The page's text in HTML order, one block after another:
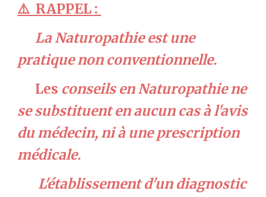
⚠️ RAPPEL :
La Naturopathie est une
pratique non conventionnelle.
Les conseils en Naturopathie ne
se substituent en aucun cas à l'avis
du médecin, ni à une prescription
médicale.
L'établissement d'un diagnostic